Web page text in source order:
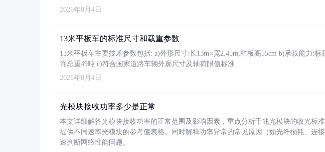
2026年8月4日
13米平板车的标准尺寸和载重参数
13米平板车主要技术参数包括: a)外形尺寸:长13m×宽2.45m,栏板高55cm b)承载能力:标
许总重49吨 c)符合国家道路车辆外廓尺寸及轴荷限值标准
2026年8月4日
光模块接收功率多少是正常
本文详细解答光模块接收功率的正常范围及影响因素，重点分析千兆光模块的收光标
提供不同速率光模块的参考值表格。同时解释功率异常的常见原因（如光纤损耗、连
速判断网络性能问题。